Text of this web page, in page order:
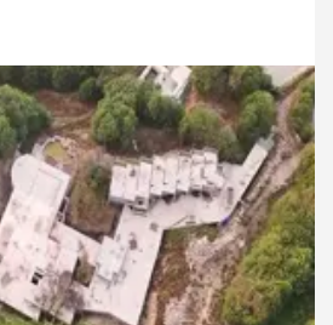
kararının ardından yeniden